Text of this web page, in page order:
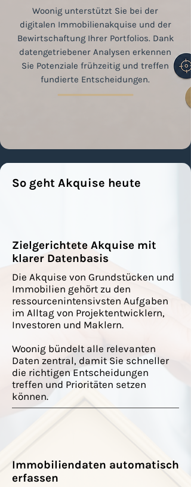
Woonig unterstützt Sie bei der
digitalen Immobilienakquise und der
Bewirtschaftung Ihrer Portfolios. Dank
datengetriebener Analysen erkennen
Sie Potenziale frühzeitig und treffen
fundierte Entscheidungen.
So geht Akquise heute
Zielgerichtete Akquise mit
klarer Datenbasis
Die Akquise von Grundstücken und
Immobilien gehört zu den
ressourcenintensivsten Aufgaben
im Alltag von Projektentwicklern,
Investoren und Maklern.
Woonig bündelt alle relevanten
Daten zentral, damit Sie schneller
die richtigen Entscheidungen
treffen und Prioritäten setzen
können.
Immobiliendaten automatisch
erfassen